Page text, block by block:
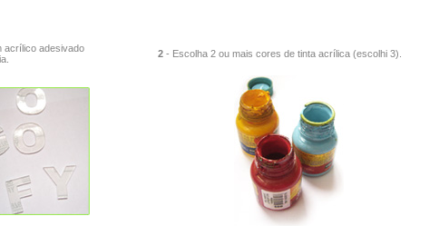
acrílico adesivado
2 - Escolha 2 ou mais cores de tinta acrílica (escolhi 3).